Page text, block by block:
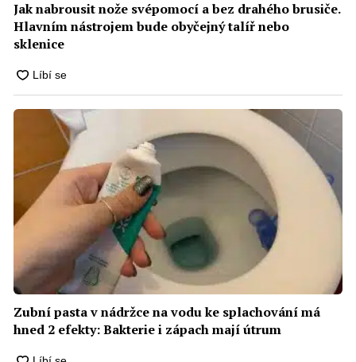
Jak nabrousit nože svépomocí a bez drahého brusiče.
Hlavním nástrojem bude obyčejný talíř nebo
sklenice
Zubní pasta v nádržce na vodu ke splachování má
hned 2 efekty: Bakterie i zápach mají útrum